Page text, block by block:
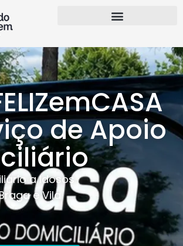
de Apoio
a Idosos
e Vila